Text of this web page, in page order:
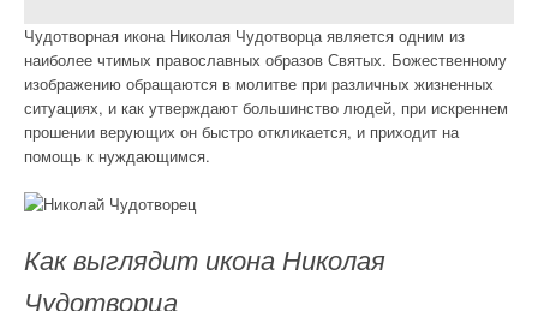
Чудотворная икона Николая Чудотворца является одним из
наиболее чтимых православных образов Святых. Божественному
изображению обращаются в молитве при различных жизненных
ситуациях, и как утверждают большинство людей, при искреннем
прошении верующих он быстро откликается, и приходит на
помощь к нуждающимся.
Как выглядит икона Николая
Чудотворца